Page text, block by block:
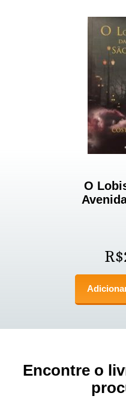
O
R$
Encontre o